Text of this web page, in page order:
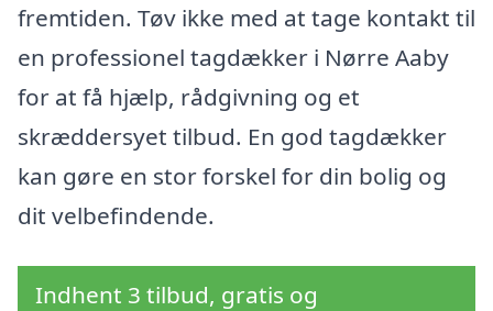
fremtiden. Tøv ikke med at tage kontakt til
en professionel tagdækker i Nørre Aaby
for at få hjælp, rådgivning og et
skræddersyet tilbud. En god tagdækker
kan gøre en stor forskel for din bolig og
dit velbefindende.
Indhent 3 tilbud, gratis og